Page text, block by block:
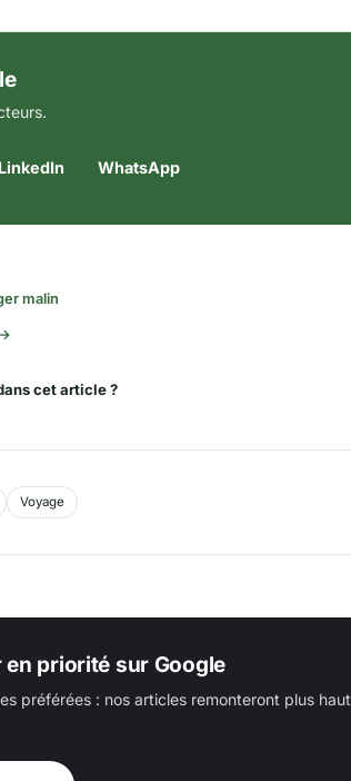
LinkedIn WhatsApp
malin
cet article ?
Voyage
priorité sur Google
préférées : nos articles remonteront plus haut